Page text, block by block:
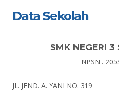
Data Sekolah
SMK NEGERI 3
NPSN :
JL. JEND. A. YANI NO. 319